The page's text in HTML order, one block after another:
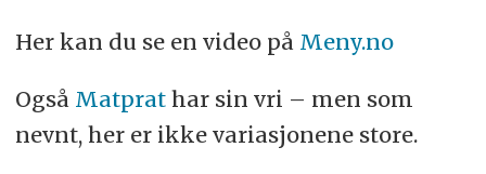
Her kan du se en video på Meny.no
Også Matprathar sin vri – men som
nevnt, her er ikke variasjonene store.